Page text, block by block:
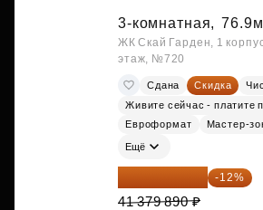
3-комнатная,
ЖК Скай Гарден, 1
этаж, №720
Сдана Скидка
Живите сейчас - платите
Евроформат
Мастер-
Ещё
36 414 303 ₽ -12%
41 379 890 ₽